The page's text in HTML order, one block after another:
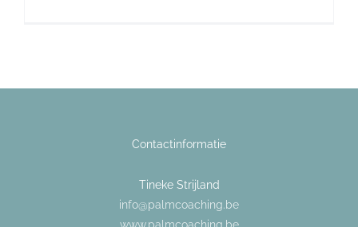
Contactinformatie
Tineke Strijland
info@palmcoaching.be
www.palmcoaching.be